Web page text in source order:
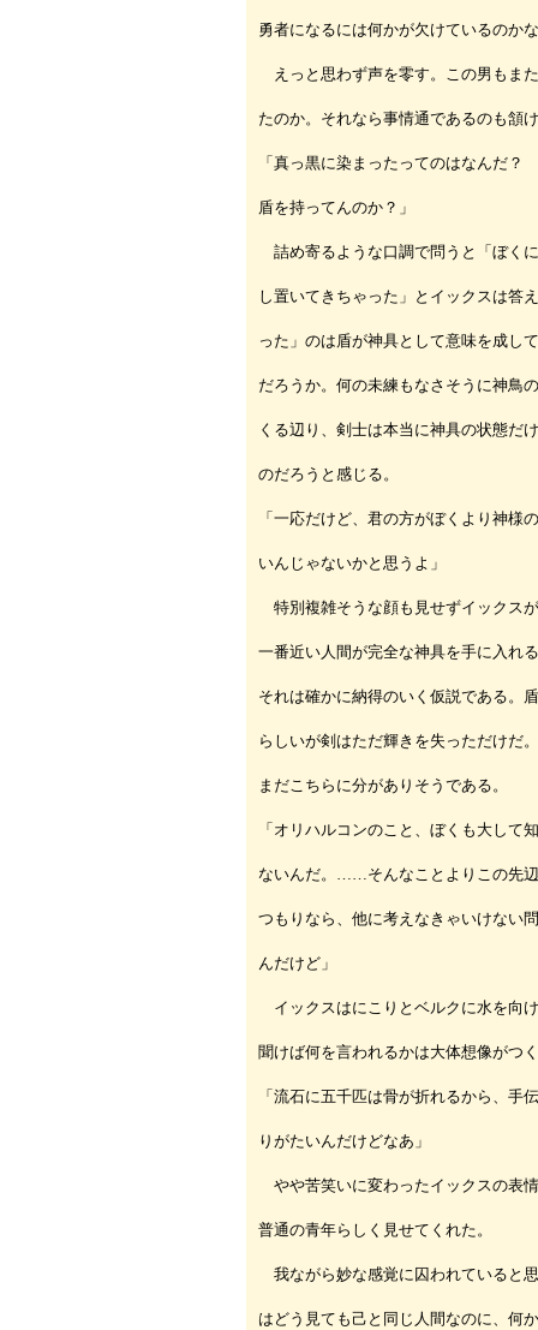
勇者になるには何かが欠けているのか
えっと思わず声を零す。この男もま
たのか。それなら事情通であるのも頷
「真っ黒に染まったってのはなんだ
盾を持ってんのか？」
詰め寄るような口調で問うと「ぼく
し置いてきちゃった」とイックスは答
った」のは盾が神具として意味を成し
だろうか。何の未練もなさそうに神鳥
くる辺り、剣士は本当に神具の状態だ
のだろうと感じる。
「一応だけど、君の方がぼくより神様
いんじゃないかと思うよ」
特別複雑そうな顔も見せずイックス
一番近い人間が完全な神具を手に入れ
それは確かに納得のいく仮説である。
らしいが剣はただ輝きを失っただけだ
まだこちらに分がありそうである。
「オリハルコンのこと、ぼくも大して
ないんだ。……そんなことよりこの先
つもりなら、他に考えなきゃいけない
んだけど」
イックスはにこりとベルクに水を向
聞けば何を言われるかは大体想像がつ
「流石に五千匹は骨が折れるから、手
りがたいんだけどなあ」
やや苦笑いに変わったイックスの表
普通の青年らしく見せてくれた。
我ながら妙な感覚に囚われていると
はどう見ても己と同じ人間なのに、何